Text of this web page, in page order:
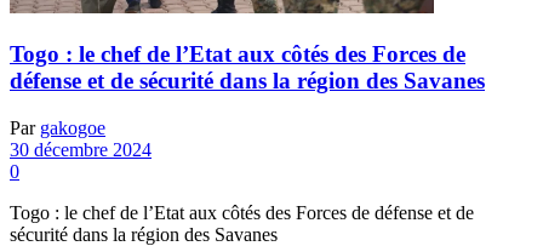
Togo : le chef de l’Etat aux côtés des Forces de
défense et de sécurité dans la région des Savanes
Par gakogoe
30 décembre 2024
0
Togo : le chef de l’Etat aux côtés des Forces de défense et de
sécurité dans la région des Savanes